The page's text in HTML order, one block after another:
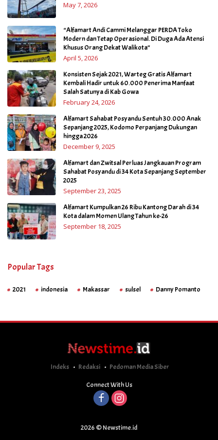
May 7, 2026
“Alfamart Andi Cammi Melanggar PERDA Toko
Modern dan Tetap Operasional. Di Duga Ada Atensi
Khusus Orang Dekat Walikota”
April 5, 2026
Konsisten Sejak 2021, Warteg Gratis Alfamart
Kembali Hadir untuk 60.000 Penerima Manfaat
Salah Satunya di Kab Gowa
February 24, 2026
Alfamart Sahabat Posyandu Sentuh 30.000 Anak
Sepanjang 2025, Kodomo Perpanjang Dukungan
hingga 2026
December 9, 2025
Alfamart dan Zwitsal Perluas Jangkauan Program
Sahabat Posyandu di 34 Kota Sepanjang September
2025
September 23, 2025
Alfamart Kumpulkan 26 Ribu Kantong Darah di 34
Kota dalam Momen Ulang Tahun ke-26
September 18, 2025
Popular Tags
2021 indonesia Makassar sulsel Danny Pomanto
Indeks Redaksi Pedoman Media Siber
Connect With Us
2026 © Newstime.id